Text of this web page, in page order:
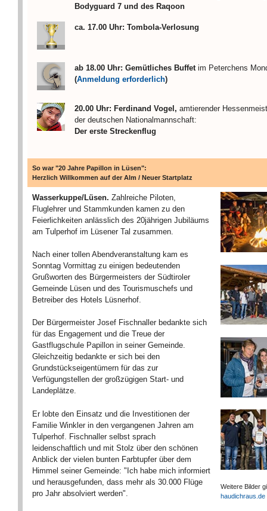
Bodyguard 7 und des Raqoon
ca. 17.00 Uhr: Tombola-Verlosung
ab 18.00 Uhr: Gemütliches Buffet im Peterchens
(Anmeldung erforderlich)
20.00 Uhr: Ferdinand Vogel, amtierender
der deutschen Nationalmannschaft:
Der erste Streckenflug
So war "20 Jahre Papillon in Lüsen":
Herzlich Willkommen auf der Alm / Neuer Startplatz
Wasserkuppe/Lüsen. Zahlreiche Piloten,
Fluglehrer und Stammkunden kamen zu den
Feierlichkeiten anlässlich des 20jährigen Jubiläums
am Tulperhof im Lüsener Tal zusammen.
Nach einer tollen Abendveranstaltung kam es
Sonntag Vormittag zu einigen bedeutenden
Grußworten des Bürgermeisters der Südtiroler
Gemeinde Lüsen und des Tourismuschefs und
Betreiber des Hotels Lüsnerhof.
Der Bürgermeister Josef Fischnaller bedankte sich
für das Engagement und die Treue der
Gastflugschule Papillon in seiner Gemeinde.
Gleichzeitig bedankte er sich bei den
Grundstückseigentümern für das zur
Verfügungstellen der großzügigen Start- und
Landeplätze.
Er lobte den Einsatz und die Investitionen der
Familie Winkler in den vergangenen Jahren am
Tulperhof. Fischnaller selbst sprach
leidenschaftlich und mit Stolz über den schönen
Anblick der vielen bunten Farbtupfer über dem
Himmel seiner Gemeinde: "Ich habe mich informiert
und herausgefunden, dass mehr als 30.000 Flüge
pro Jahr absolviert werden".
Weitere Bilder
haudichraus.de